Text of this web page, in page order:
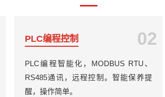
PLC编程控制 02
PLC编程智能化，MODBUS RTU、
RS485通讯，远程控制。智能保养提
醒，操作简单。